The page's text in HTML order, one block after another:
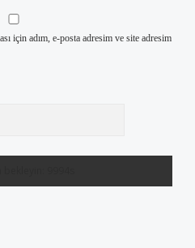
için adım, e-posta adresim ve site adresim